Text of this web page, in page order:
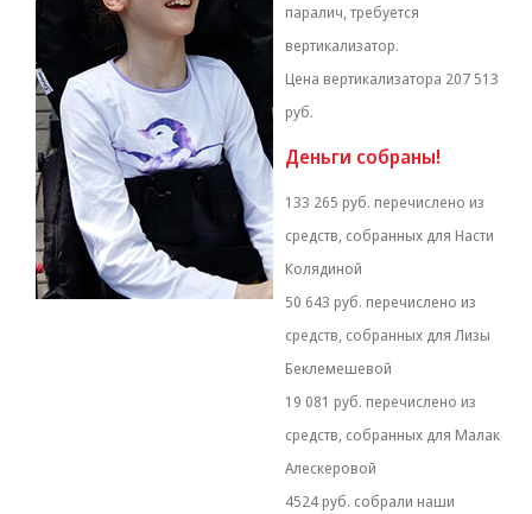
паралич, требуется
вертикализатор.
Цена вертикализатора 207 513
руб.
Деньги собраны!
133 265 руб. перечислено из
средств, собранных для Насти
Колядиной
50 643 руб. перечислено из
средств, собранных для Лизы
Беклемешевой
19 081 руб. перечислено из
средств, собранных для Малак
Алескеровой
4524 руб. собрали наши